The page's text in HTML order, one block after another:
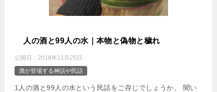
人の酒と99人の水｜本物と偽物と穢れ
公開日： 2018年11月25日
酒が登場する神話や民話
1人の酒と99人の水という民話をご存じでしょうか。 聞い